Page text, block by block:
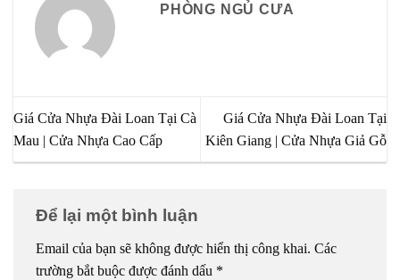
PHÒNG NGỦ CƯA
Giá Cửa Nhựa Đài Loan Tại Cà
Mau | Cửa Nhựa Cao Cấp
Giá Cửa Nhựa Đài Loan Tại
Kiên Giang | Cửa Nhựa Giả Gỗ
Để lại một bình luận
Email của bạn sẽ không được hiển thị công khai. Các
trường bắt buộc được đánh dấu *